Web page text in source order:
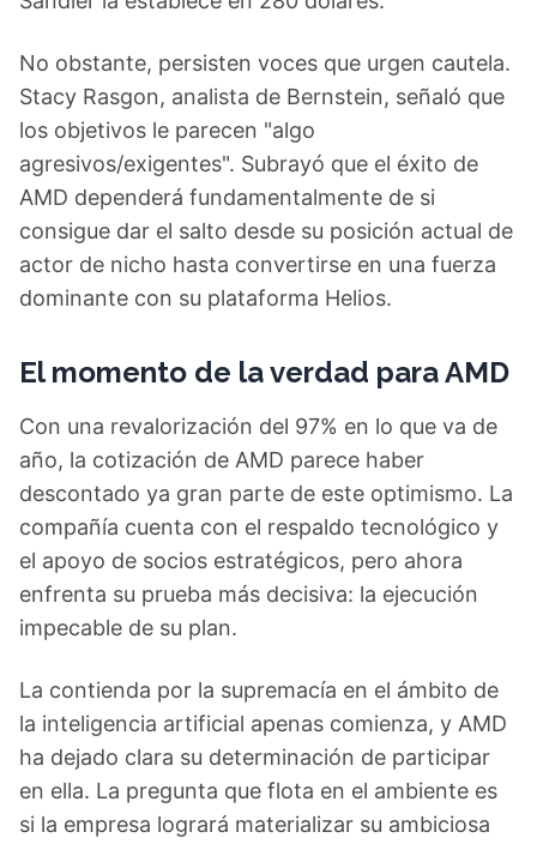
No obstante, persisten voces que urgen cautela.
Stacy Rasgon, analista de Bernstein, señaló que
los objetivos le parecen "algo
agresivos/exigentes". Subrayó que el éxito de
AMD dependerá fundamentalmente de si
consigue dar el salto desde su posición actual de
actor de nicho hasta convertirse en una fuerza
dominante con su plataforma Helios.
El momento de la verdad para AMD
Con una revalorización del 97% en lo que va de
año, la cotización de AMD parece haber
descontado ya gran parte de este optimismo. La
compañía cuenta con el respaldo tecnológico y
el apoyo de socios estratégicos, pero ahora
enfrenta su prueba más decisiva: la ejecución
impecable de su plan.
La contienda por la supremacía en el ámbito de
la inteligencia artificial apenas comienza, y AMD
ha dejado clara su determinación de participar
en ella. La pregunta que flota en el ambiente es
si la empresa logrará materializar su ambiciosa